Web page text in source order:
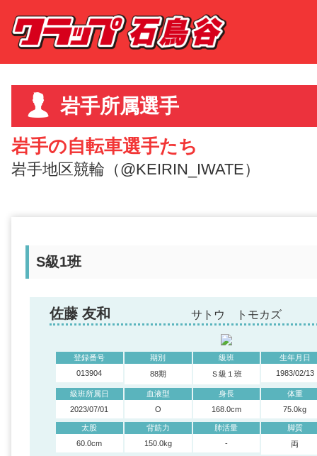
岩手所属選手
岩手の自転車選手たち
岩手地区競輪（@KEIRIN_IWATE）
S級1班
佐藤 友和 サトウ トモカズ
登録番号
013904
期別
88期
級班
Ｓ級１班
生年月日
1983/02/13
級班所属日
2023/07/01
血液型
O
身長
168.0cm
体重
75.0kg
太股
60.0cm
背筋力
150.0kg
肺活量
-
脚質
両